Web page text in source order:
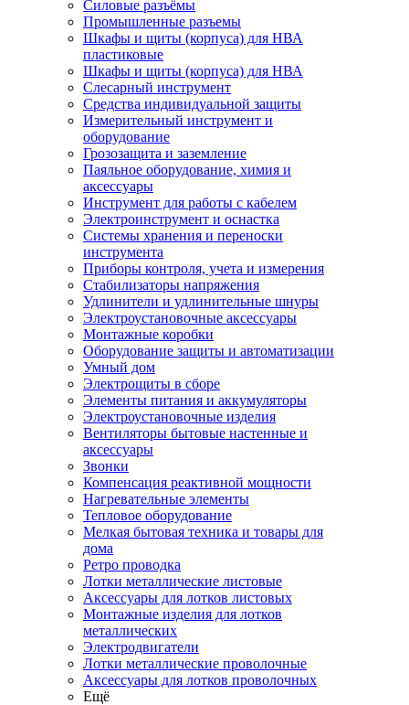
Силовые разъёмы
Промышленные разъемы
Шкафы и щиты (корпуса) для НВА
пластиковые
Шкафы и щиты (корпуса) для НВА
Слесарный инструмент
Средства индивидуальной защиты
Измерительный инструмент и
оборудование
Грозозащита и заземление
Паяльное оборудование, химия и
аксессуары
Инструмент для работы с кабелем
Электроинструмент и оснастка
Системы хранения и переноски
инструмента
Приборы контроля, учета и измерения
Стабилизаторы напряжения
Удлинители и удлинительные шнуры
Электроустановочные аксессуары
Монтажные коробки
Оборудование защиты и автоматизации
Умный дом
Электрощиты в сборе
Элементы питания и аккумуляторы
Электроустановочные изделия
Вентиляторы бытовые настенные и
аксессуары
Звонки
Компенсация реактивной мощности
Нагревательные элементы
Тепловое оборудование
Мелкая бытовая техника и товары для
дома
Ретро проводка
Лотки металлические листовые
Аксессуары для лотков листовых
Монтажные изделия для лотков
металлических
Электродвигатели
Лотки металлические проволочные
Аксессуары для лотков проволочных
Ещё